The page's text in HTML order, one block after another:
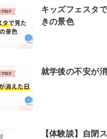
キッズフェスタ
きの景色
就学後の不安が
【体験談】自閉